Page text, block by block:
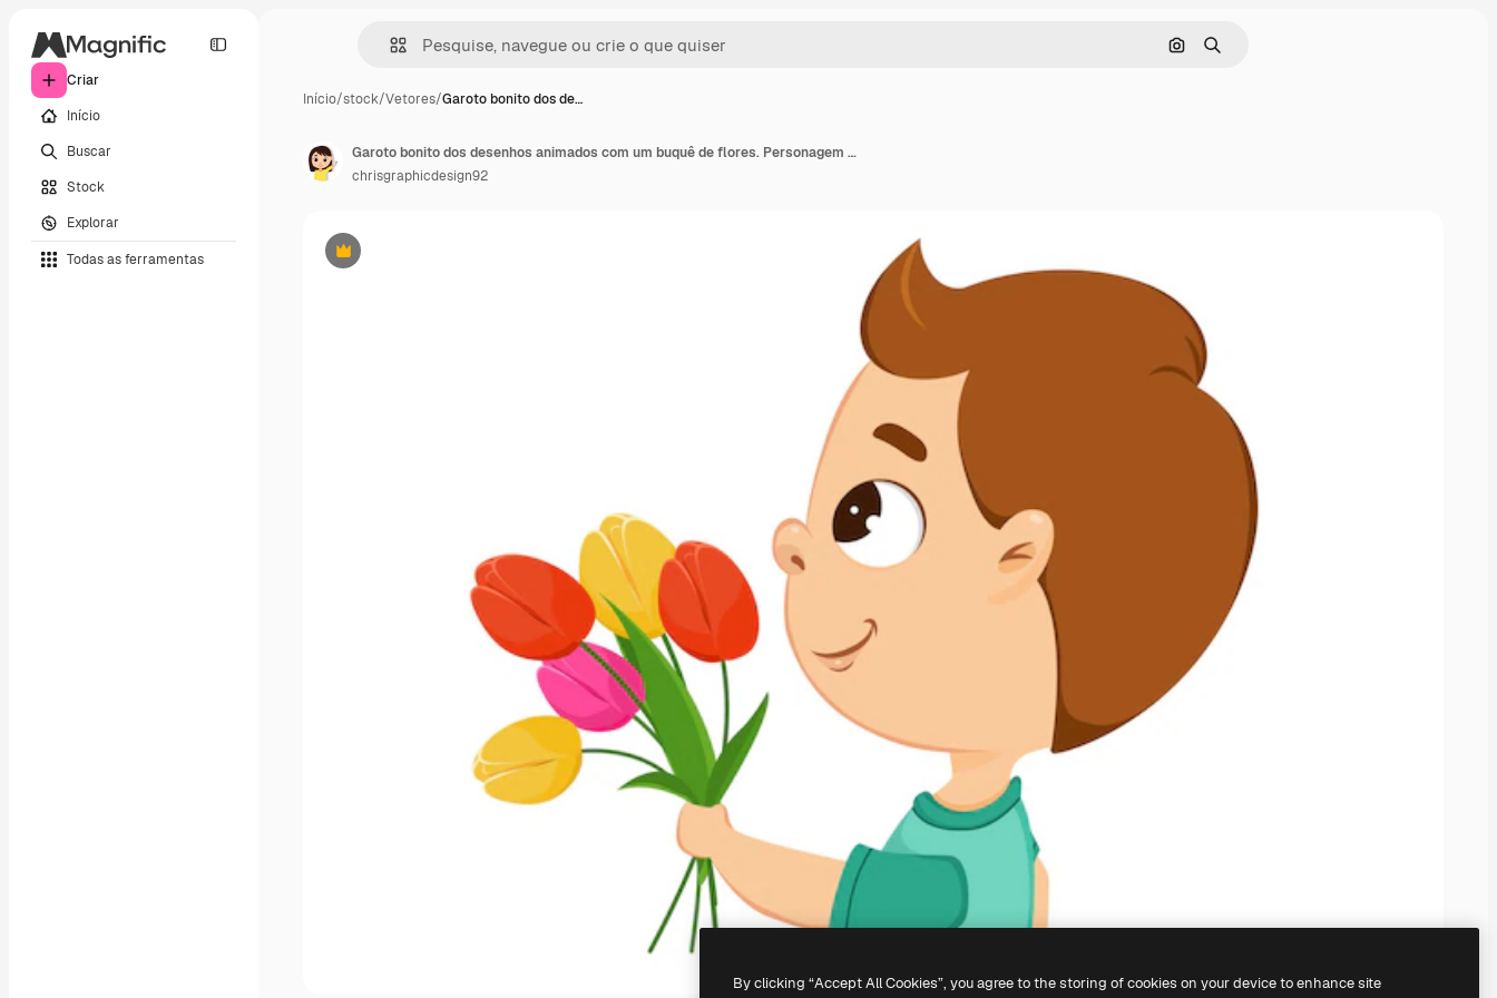
Criar
Início
Buscar
Stock
Explorar
Todas as ferramentas
Pesquisar por imagem
Buscar
Início/stock/Vetores/Garoto bonito dos de…
Premium
Garoto bonito dos desenhos animados com um buquê de flores. Personagem de vetor isolado no fundo branco.
chrisgraphicdesign92
By clicking “Accept All Cookies”, you agree to the storing of cookies on your device to enhance site